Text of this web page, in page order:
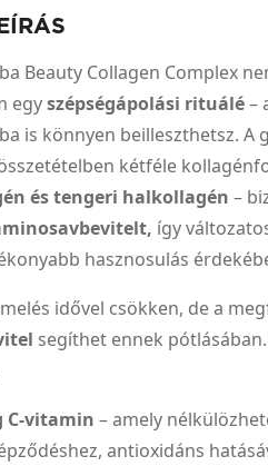
Beauty Collagen Complex
egyszépségápolási rituálé–
is könnyen beilleszthetsz. A
kétféle
és tengeri halkollagén –
így
hasznosulás
idővel csökken, de a
segíthet ennek
C-vitamin– amely
antioxidáns